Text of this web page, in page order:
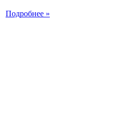
Подробнее »